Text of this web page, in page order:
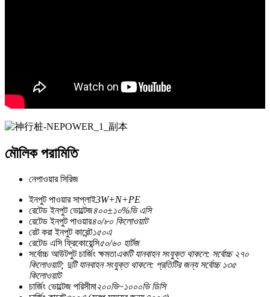
মৌলিক পরামিতি
নেপাওয়ার সিরিজ
ইনপুট পাওয়ার সাপ্লাই3W+N+PE
রেটেড ইনপুট ভোল্টেজ৪০০±১০%ভি এসি
রেটেড ইনপুট পাওয়ার৪০/৮০ কিলোওয়াট
রেট করা ইনপুট কারেন্ট১৫০এ
রেটেড এসি ফ্রিকোয়েন্সি৫০/৬০ হার্টজ
সর্বোচ্চ আউটপুট চার্জিং ক্ষমতাএকটি যানবাহন সংযুক্ত থাকলে: সর্বোচ্চ ২৭০
কিলোওয়াট; দুটি যানবাহন সংযুক্ত থাকলে: প্রতিটির জন্য সর্বোচ্চ ১৩৫
কিলোওয়াট
চার্জিং ভোল্টেজ পরিসীমা২০০ভি~১০০০ভি ডিসি